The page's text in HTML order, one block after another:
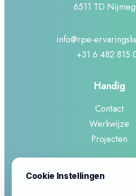
6511 TD
info@rpe-
+31 6 482 815
Handig
Contact
Werkwijze
Projecten
Informatie
Cookie Instellingen